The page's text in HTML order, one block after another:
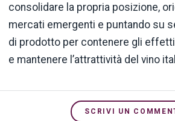
consolidare la propria posizione,
mercati emergenti e puntando su
di prodotto per contenere gli
e mantenere l’attrattività del vino
SCRIVI UN